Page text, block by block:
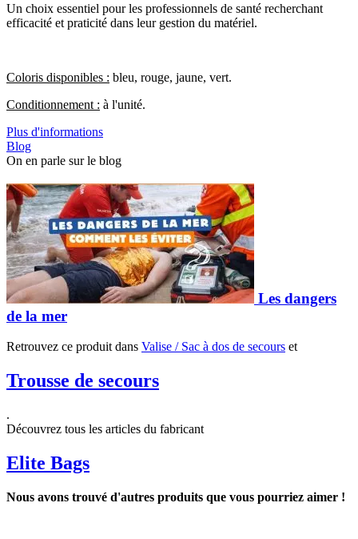
Un choix essentiel pour les professionnels de santé recherchant
efficacité et praticité dans leur gestion du matériel.
Coloris disponibles : bleu, rouge, jaune, vert.
Conditionnement : à l'unité.
Plus d'informations
Blog
On en parle sur le blog
Les dangers
de la mer
Retrouvez ce produit dans Valise / Sac à dos de secours et
Trousse de secours
.
Découvrez tous les articles du fabricant
Elite Bags
Nous avons trouvé d'autres produits que vous pourriez aimer !